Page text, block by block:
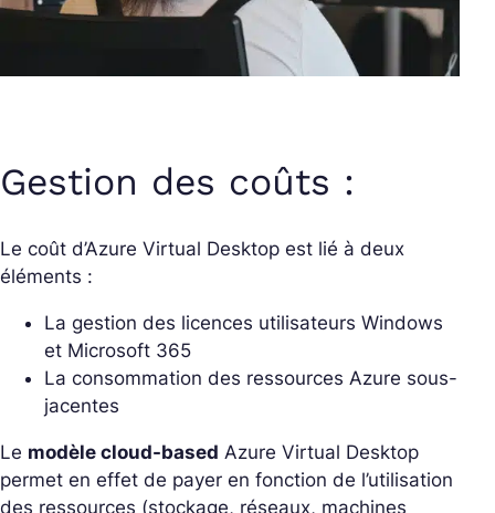
Gestion des coûts :
Le coût d’Azure Virtual Desktop est lié à deux
éléments :
La gestion des licences utilisateurs Windows
et Microsoft 365
La consommation des ressources Azure sous-
jacentes
Le modèle cloud-based Azure Virtual Desktop
permet en effet de payer en fonction de l’utilisation
des ressources (stockage, réseaux, machines